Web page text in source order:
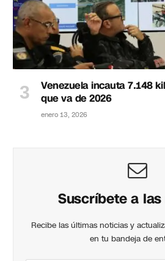
Venezuela incauta 7.148
que va de 2026
enero 13, 2026
Suscríbete a
Recibe las últimas noticias y
en tu bandeja de